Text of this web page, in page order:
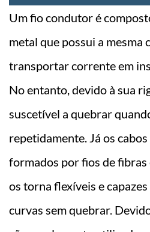
Um fio condutor é
metal que possui a mesma
transportar corrente em
No entanto, devido à sua
suscetível a quebrar
repetidamente. Já os
formados por fios de fibras
os torna flexíveis e
curvas sem quebrar.